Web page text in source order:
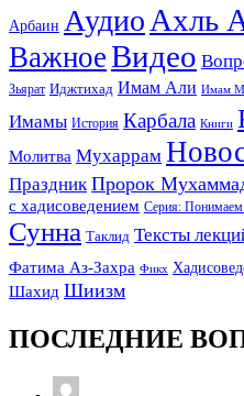
Арбаин Аудио Ахль
ВажноеВидео
Зьярат Иджтихад Имам Али Имам
Имамы История Карбала Книги
Молитва Мухаррам
Праздник Пророк
с хадисоведением Серия: Понимаем
Сунна Таклид Тексты
Фатима Аз-Захра Фикх
Шахид Шиизм
ПОСЛЕДНИЕ